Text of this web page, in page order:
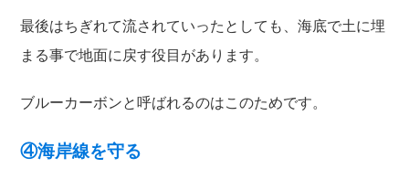
最後はちぎれて流されていったとしても、海底で土に埋
まる事で地面に戻す役目があります。
ブルーカーボンと呼ばれるのはこのためです。
④海岸線を守る